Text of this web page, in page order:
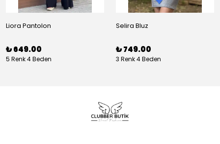
Liora Pantolon
₺ 649.00
5 Renk 4 Beden
Selira Bluz
₺ 749.00
3 Renk 4 Beden